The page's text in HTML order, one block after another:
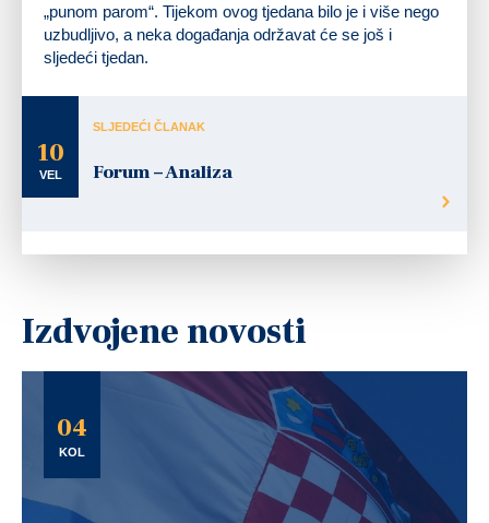
„punom parom“. Tijekom ovog tjedana bilo je i više nego
uzbudljivo, a neka događanja održavat će se još i
sljedeći tjedan.
10
VEL
SLJEDEĆI ČLANAK
Forum – Analiza
Izdvojene novosti
04
KOL